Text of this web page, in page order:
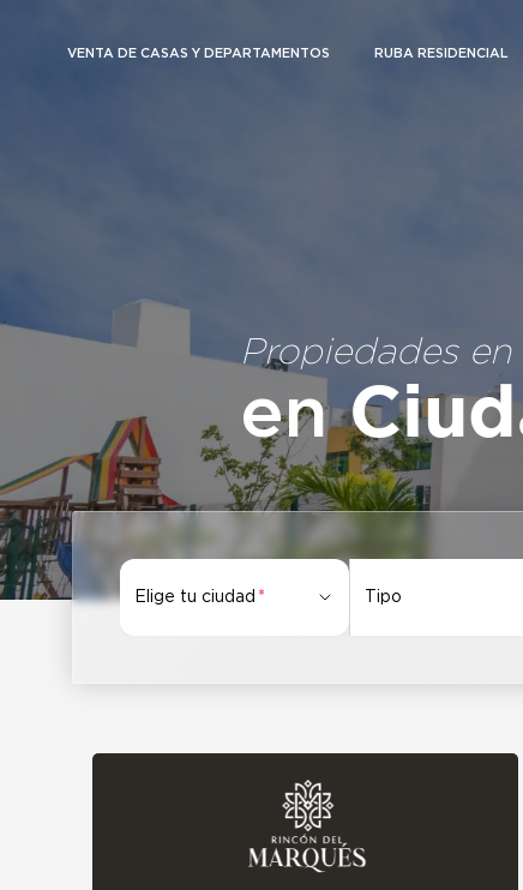
VENTA DE CASAS Y DEPARTAMENTOS RUBA RESIDENCIAL
Propiedades en
en
Elige tu ciudad Tipo